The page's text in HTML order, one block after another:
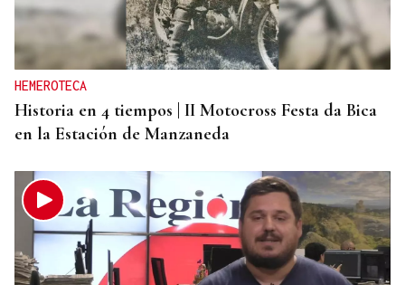
HEMEROTECA
Historia en 4 tiempos | II Motocross Festa da Bica
en la Estación de Manzaneda